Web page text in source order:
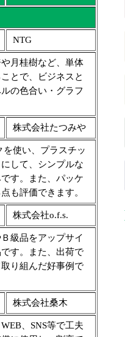
NTG
月桂樹など、単体
とで、ビジネスと
の色合い・グラフ
株式会社たつみや
使い、プラスチッ
して、シンプルな
す。また、パッケ
も評価できます。
株式会社o.f.s.
級品をアップサイ
す。また、出荷で
り組んだ好事例で
株式会社桑木
、SNS等で工夫